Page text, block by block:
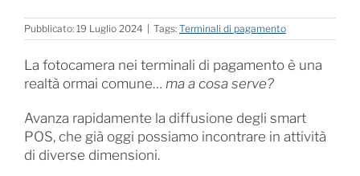
Pubblicato: 19 Luglio 2024 Tags: Terminali di pagamento
La fotocamera nei terminali di pagamento è una
realtà ormai comune… ma a cosa serve?
Avanza rapidamente la diffusione degli smart
POS, che già oggi possiamo incontrare in attività
di diverse dimensioni.